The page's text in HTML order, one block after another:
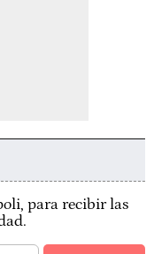
para recibir las